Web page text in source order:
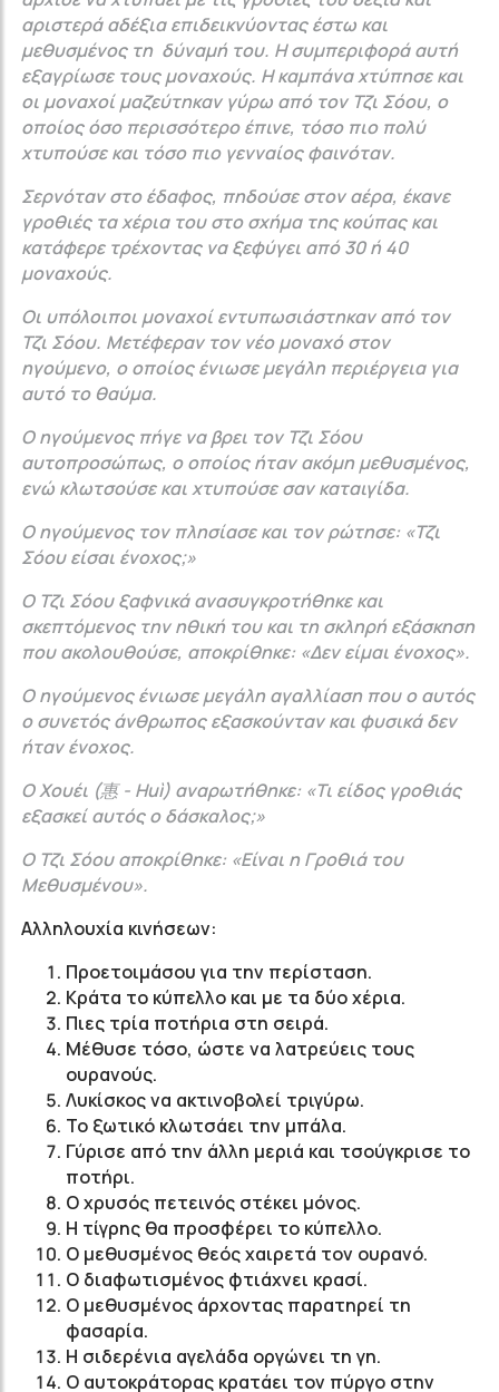
αριστερά αδέξια επιδεικνύοντας έστω και
μεθυσμένος τη δύναμή του. Η συμπεριφορά αυτή
εξαγρίωσε τους μοναχούς. Η καμπάνα χτύπησε και
οι μοναχοί μαζεύτηκαν γύρω από τον Τζι Σόου, ο
οποίος όσο περισσότερο έπινε, τόσο πιο πολύ
χτυπούσε και τόσο πιο γενναίος φαινόταν.
Σερνόταν στο έδαφος, πηδούσε στον αέρα, έκανε
γροθιές τα χέρια του στο σχήμα της κούπας και
κατάφερε τρέχοντας να ξεφύγει από 30 ή 40
μοναχούς.
Οι υπόλοιποι μοναχοί εντυπωσιάστηκαν από τον
Τζι Σόου. Μετέφεραν τον νέο μοναχό στον
ηγούμενο, ο οποίος ένιωσε μεγάλη περιέργεια για
αυτό το θαύμα.
Ο ηγούμενος πήγε να βρει τον Τζι Σόου
αυτοπροσώπως, ο οποίος ήταν ακόμη μεθυσμένος,
ενώ κλωτσούσε και χτυπούσε σαν καταιγίδα.
Ο ηγούμενος τον πλησίασε και τον ρώτησε: «Τζι
Σόου είσαι ένοχος;»
Ο Τζι Σόου ξαφνικά ανασυγκροτήθηκε και
σκεπτόμενος την ηθική του και τη σκληρή εξάσκηση
που ακολουθούσε, αποκρίθηκε: «Δεν είμαι ένοχος».
Ο ηγούμενος ένιωσε μεγάλη αγαλλίαση που ο αυτός
ο συνετός άνθρωπος εξασκούνταν και φυσικά δεν
ήταν ένοχος.
Ο Χουέι (惠 - Huì) αναρωτήθηκε: «Τι είδος γροθιάς
εξασκεί αυτός ο δάσκαλος;»
Ο Τζι Σόου αποκρίθηκε: «Είναι η Γροθιά του
Μεθυσμένου».
Αλληλουχία κινήσεων:
Προετοιμάσου για την περίσταση.
Κράτα το κύπελλο και με τα δύο χέρια.
Πιες τρία ποτήρια στη σειρά.
Μέθυσε τόσο, ώστε να λατρεύεις τους
ουρανούς.
Λυκίσκος να ακτινοβολεί τριγύρω.
Το ξωτικό κλωτσάει την μπάλα.
Γύρισε από την άλλη μεριά και τσούγκρισε το
ποτήρι.
Ο χρυσός πετεινός στέκει μόνος.
Η τίγρης θα προσφέρει το κύπελλο.
Ο μεθυσμένος θεός χαιρετά τον ουρανό.
Ο διαφωτισμένος φτιάχνει κρασί.
Ο μεθυσμένος άρχοντας παρατηρεί τη
φασαρία.
Η σιδερένια αγελάδα οργώνει τη γη.
Ο αυτοκράτορας κρατάει τον πύργο στην